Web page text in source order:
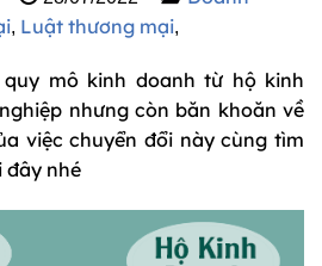
, Luật thương mại,
mô kinh doanh từ hộ kinh
nhưng còn băn khoăn về
việc chuyển đổi này cùng tìm
đây nhé